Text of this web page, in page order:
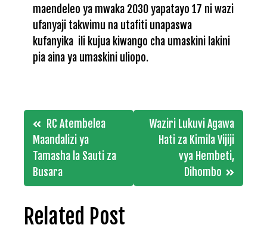
maendeleo ya mwaka 2030 yapatayo 17 ni wazi
ufanyaji takwimu na utafiti unapaswa
kufanyika ili kujua kiwango cha umaskini lakini
pia aina ya umaskini uliopo.
Post
navigation
RC Atembelea
Maandalizi ya
Tamasha la Sauti za
Busara
Waziri Lukuvi Agawa
Hati za Kimila Vijiji
vya Hembeti,
Dihombo
Related Post